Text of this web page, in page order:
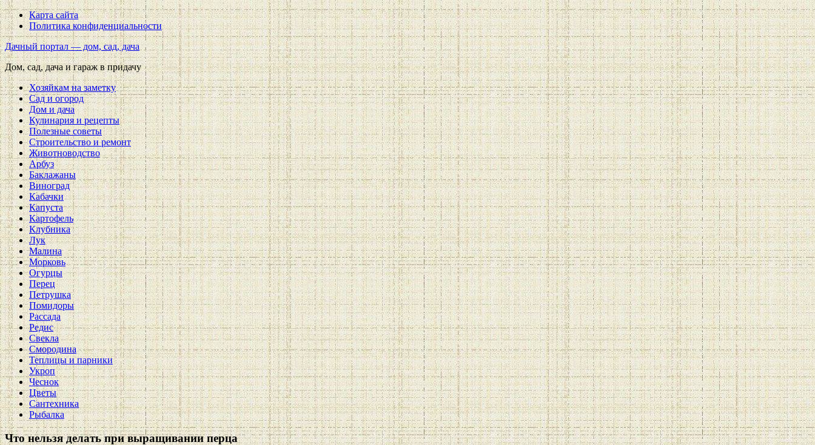
Карта сайта
Политика конфиденциальности
Дачный портал — дом, сад, дача
Дом, сад, дача и гараж в придачу
Хозяйкам на заметку
Сад и огород
Дом и дача
Кулинария и рецепты
Полезные советы
Строительство и ремонт
Животноводство
Арбуз
Баклажаны
Виноград
Кабачки
Капуста
Картофель
Клубника
Лук
Малина
Морковь
Огурцы
Перец
Петрушка
Помидоры
Рассада
Редис
Свекла
Смородина
Теплицы и парники
Укроп
Чеснок
Цветы
Сантехника
Рыбалка
Что нельзя делать при выращивании перца